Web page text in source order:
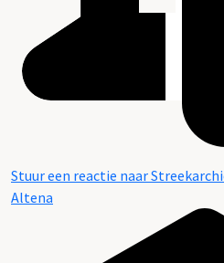
Stuur een reactie naar
Altena